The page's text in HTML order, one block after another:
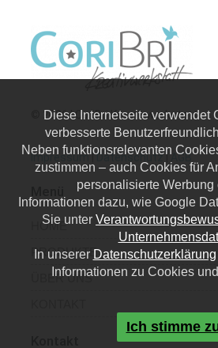
© 2026 | CoriBri Kreativwerkstatt
Impressum|Datenschutz|AGB
HOME
PRODUKTE
ÜBER UNS
Diese Internetseite verwendet
verbesserte
Neben funktionsrelevanten
zustimmen – auch Cookies für
personalisierte Werbung
Informationen dazu, wie Google
Sie unter
In unserer Datenschutzerklärung
Informationen zu Cookies
Ich stimme